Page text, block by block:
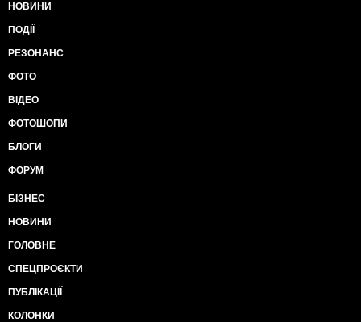
НОВИНИ
ПОДІЇ
РЕЗОНАНС
ФОТО
ВІДЕО
ФОТОШОПИ
БЛОГИ
ФОРУМ
БІЗНЕС
НОВИНИ
ГОЛОВНЕ
СПЕЦПРОЄКТИ
ПУБЛІКАЦІЇ
КОЛОНКИ